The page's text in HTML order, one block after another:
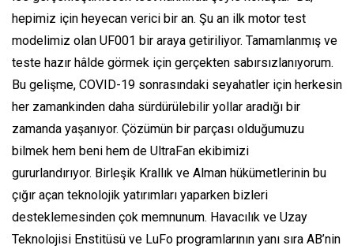
hepimiz için heyecan verici bir an. Şu an ilk motor test
modelimiz olan UF001 bir araya getiriliyor. Tamamlanmış ve
teste hazır hâlde görmek için gerçekten sabırsızlanıyorum.
Bu gelişme, COVID-19 sonrasındaki seyahatler için herkesin
her zamankinden daha sürdürülebilir yollar aradığı bir
zamanda yaşanıyor. Çözümün bir parçası olduğumuzu
bilmek hem beni hem de UltraFan ekibimizi
gururlandırıyor. Birleşik Krallık ve Alman hükümetlerinin bu
çığır açan teknolojik yatırımları yaparken bizleri
desteklemesinden çok memnunum. Havacılık ve Uzay
Teknolojisi Enstitüsü ve LuFo programlarının yanı sıra AB’nin